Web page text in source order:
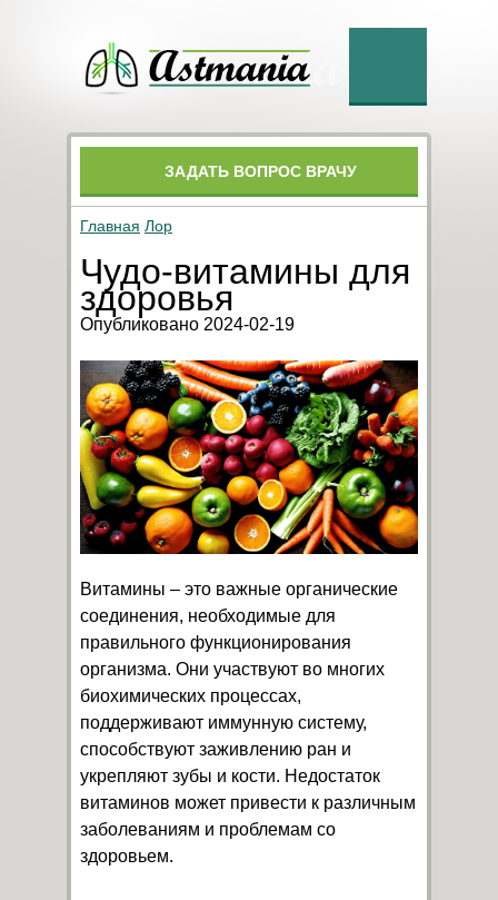
ЗАДАТЬ ВОПРОС ВРАЧУ
Главная Лор
Чудо-витамины для
здоровья
Опубликовано 2024-02-19
Витамины – это важные органические
соединения, необходимые для
правильного функционирования
организма. Они участвуют во многих
биохимических процессах,
поддерживают иммунную систему,
способствуют заживлению ран и
укрепляют зубы и кости. Недостаток
витаминов может привести к различным
заболеваниям и проблемам со
здоровьем.